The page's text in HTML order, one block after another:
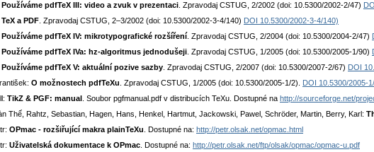
Používáme pdfTeX III: video a zvuk v prezentaci . Zpravodaj CSTUG, 2/2002 (doi: 10.5300/2002-2/47)
TeX a PDF . Zpravodaj CSTUG, 2–3/2002 (doi: 10.5300/2002-3-4/140) DOI 10.5300/2002-3-4/140)
Používáme pdfTeX IV: mikrotypografické rozšíření . Zpravodaj CSTUG, 2/2004 (doi: 10.5300/2004-2/47)
Používáme pdfTeX IVa: hz-algoritmus jednodušeji . Zpravodaj CSTUG, 1/2005 (doi: 10.5300/2005-1/90)
Používáme pdfTeX V: aktuální pozive sazby . Zpravodaj CSTUG, 2/2007 (doi: 10.5300/2007-2/67) DOI
O možnostech pdfTeXu . Zpravodaj CSTUG, 1/2005 (doi: 10.5300/2005-1/2).
DOI 10.5300/2005-
TikZ & PGF: manual . Soubor pgfmanual.pdf v distribucích TeXu. Dostupné na http://sourceforge.net/
Thế, Rahtz, Sebastian, Hagen, Hans, Henkel, Hartmut, Jackowski, Pawel, Schröder, Martin, Berry, Karl:
OPmac - rozšiřující makra plainTeXu . Dostupné na: http://petr.olsak.net/opmac.html
Uživatelská dokumentace k OPmac . Dostupné na: http://petr.olsak.net/ftp/olsak/opmac/opmac-u.pdf